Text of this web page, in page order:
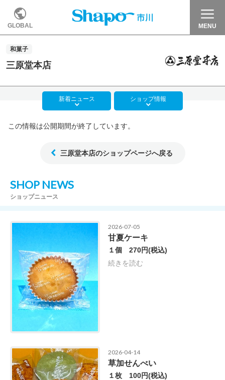
GLOBAL MENU
和菓子
三原堂本店
新着ニュース ショップ情報
この情報は公開期間が終了しています。
三原堂本店のショップページへ戻る
SHOP NEWS
ショップニュース
2026-07-05
甘夏ケーキ
１個 270円(税込)
続きを読む
2026-04-14
草加せんべい
１枚 100円(税込)